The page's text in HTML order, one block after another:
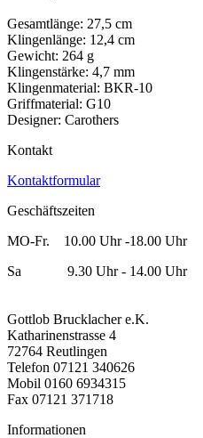
Gesamtlänge: 27,5 cm
Klingenlänge: 12,4 cm
Gewicht: 264 g
Klingenstärke: 4,7 mm
Klingenmaterial: BKR-10
Griffmaterial: G10
Designer: Carothers
Kontakt
Kontaktformular
Geschäftszeiten
MO-Fr. 10.00 Uhr -18.00 Uhr
Sa 9.30 Uhr - 14.00 Uhr
Gottlob Brucklacher e.K.
Katharinenstrasse 4
72764 Reutlingen
Telefon 07121 340626
Mobil 0160 6934315
Fax 07121 371718
Informationen